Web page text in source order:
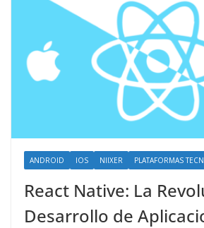
ANDROID IOS NIIXER PLATAFORMAS
React Native: La
Desarrollo de